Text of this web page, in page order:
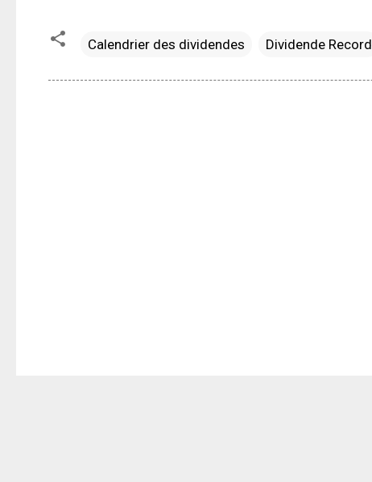
Calendrier des dividendes Dividende Record